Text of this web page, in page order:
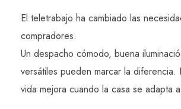
El teletrabajo ha cambiado las
compradores.
Un despacho cómodo, buena
versátiles pueden marcar la diferencia.
vida mejora cuando la casa se adapta